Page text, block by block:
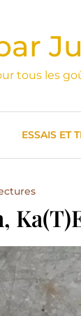
Ju
tous les
ESSAIS ET